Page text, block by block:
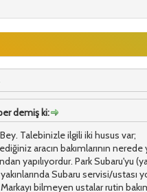
demiş ki:
Talebinizle ilgili iki husus var;
aracın bakımlarının nerede
yapılıyordur. Park Subaru'yu
Subaru servisi/ustası
bilmeyen ustalar rutin